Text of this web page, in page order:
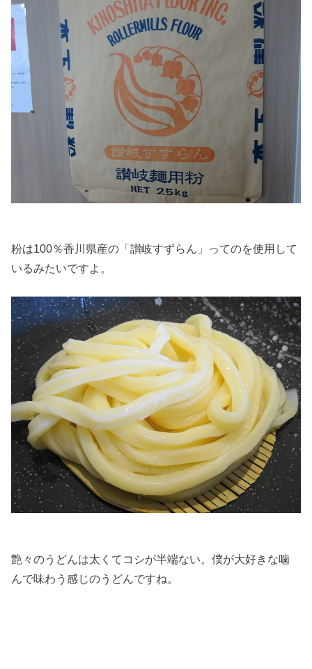
粉は100％香川県産の「讃岐すずらん」ってのを使用して
いるみたいですよ。
艶々のうどんは太くてコシが半端ない。僕が大好きな噛
んで味わう感じのうどんですね。